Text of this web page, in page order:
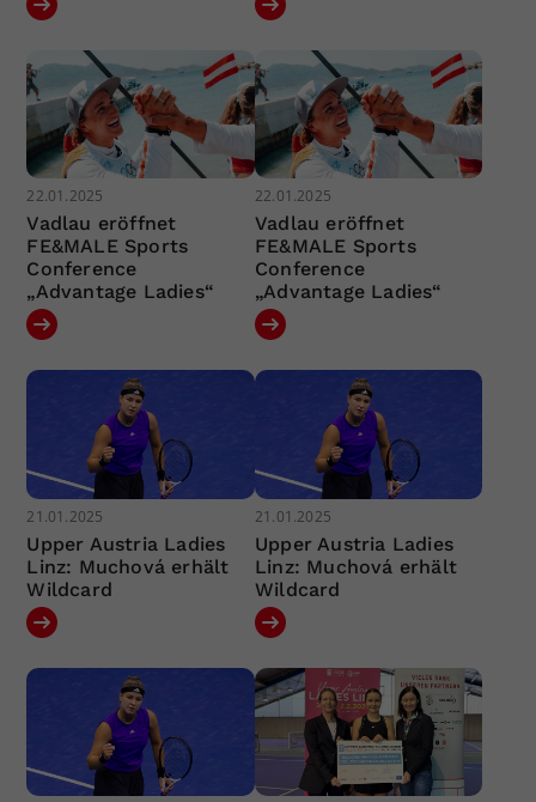
22.01.2025
Vadlau eröffnet
FE&MALE Sports
Conference
„Advantage Ladies“
22.01.2025
Vadlau eröffnet
FE&MALE Sports
Conference
„Advantage Ladies“
21.01.2025
Upper Austria Ladies
Linz: Muchová erhält
Wildcard
21.01.2025
Upper Austria Ladies
Linz: Muchová erhält
Wildcard